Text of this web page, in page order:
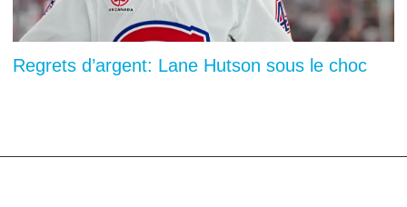
Regrets d’argent: Lane Hutson sous le choc